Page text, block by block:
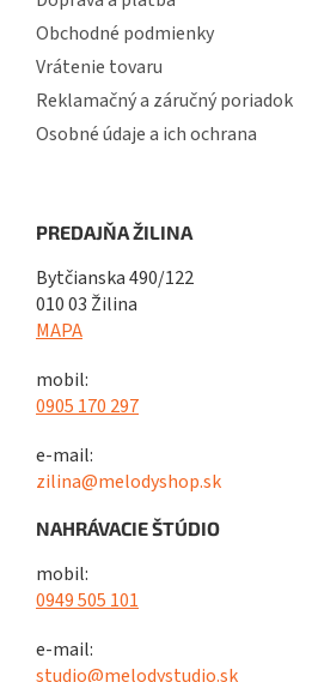
Obchodné podmienky
Vrátenie tovaru
Reklamačný a záručný poriadok
Osobné údaje a ich ochrana
PREDAJŇA ŽILINA
Bytčianska 490/122
010 03 Žilina
MAPA
mobil:
0905 170 297
e-mail:
zilina@melodyshop.sk
NAHRÁVACIE ŠTÚDIO
mobil:
0949 505 101
e-mail:
studio@melodystudio.sk